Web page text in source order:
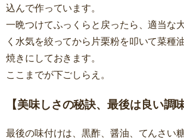
込んで作っています。
一晩つけてふっくらと戻ったら、適当な
く水気を絞ってから片栗粉を叩いて菜種
焼きにしておきます。
ここまでが下ごしらえ。
【美味しさの秘訣、最後は良い調味
最後の味付けは、黒酢、醤油、てんさい